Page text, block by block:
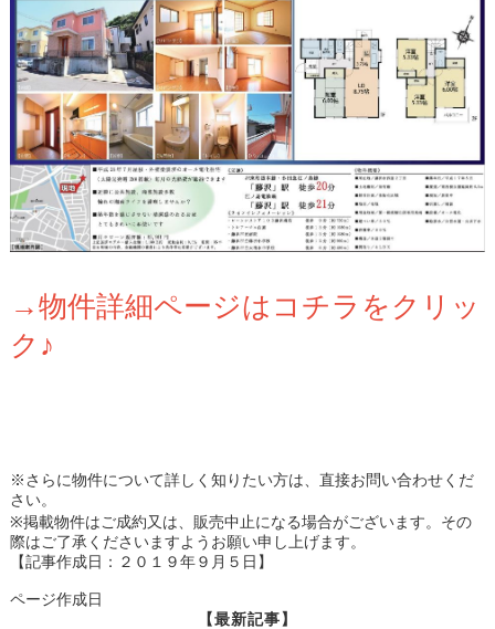
→物件詳細ページはコチラをクリッ
ク♪
※さらに物件について詳しく知りたい方は、直接お問い合わせくだ
さい。
※掲載物件はご成約又は、販売中止になる場合がございます。その
際はご了承くださいますようお願い申し上げます。
【記事作成日：２０１９年９月５日】
ページ作成日
【最新記事】